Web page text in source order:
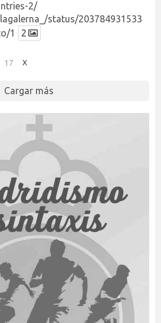
2/
status/203784931533
1
2
17 X
Cargar más